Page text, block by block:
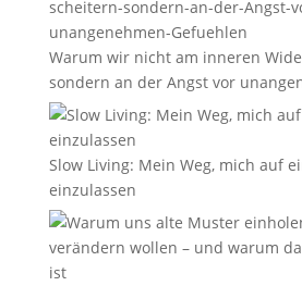
Warum wir nicht am inneren
sondern an der Angst vor
Slow Living: Mein Weg, mich auf
einzulassen